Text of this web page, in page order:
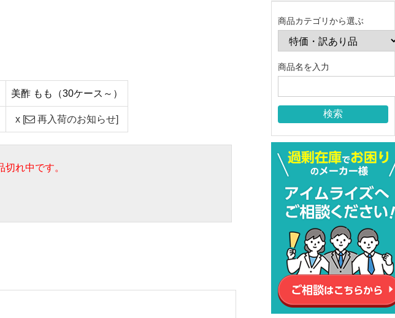
美酢 もも（30ケース～）
x [ 再入荷のお知らせ]
れ中です。
商品カテゴリから選ぶ
商品名を入力